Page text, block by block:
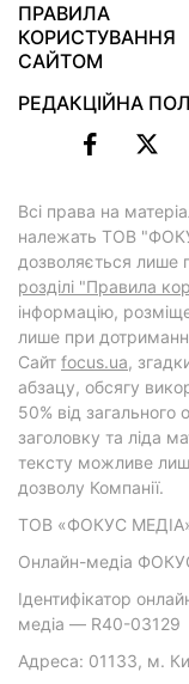
ПРАВИЛА
КОРИСТУВАННЯ
САЙТОМ
РЕДАКЦІЙНА
Всі права на
належать ТОВ
дозволяється лише
розділі "Правила
інформацію,
лише при
Cайт focus.ua,
абзацу, обсягу
50% від загального
заголовку та ліда
тексту можливе
дозволу Компанії.
ТОВ «ФОКУС
Онлайн-медіа
Ідентифікатор
медіа — R40-03129
Адреса: 01133, м.